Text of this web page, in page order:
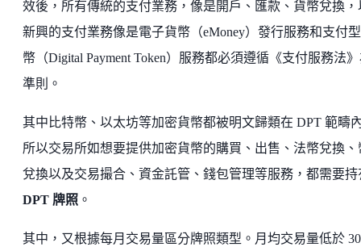
效後，所有傳統的支付業務，像是開戶、匯款、貨幣兌換，
新興的支付業務像是電子貨幣（eMoney）發行服務和支付
幣（Digital Payment Token）服務都必須遵循《支付服務法
準則。
其中比特幣、以太坊等加密貨幣都被明文歸類在 DPT 範疇
所以交易所如想要提供加密貨幣的購買、出售、法幣兌換、
兌換以及交易撮合、資金託管、錢包管理等服務，都需要持
DPT 牌照 。
其中，又根據每月交易量區分牌照類型。月均交易量低於